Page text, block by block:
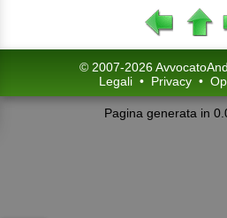
© 2007-2026
Legali • Privacy •
Pagina generata in